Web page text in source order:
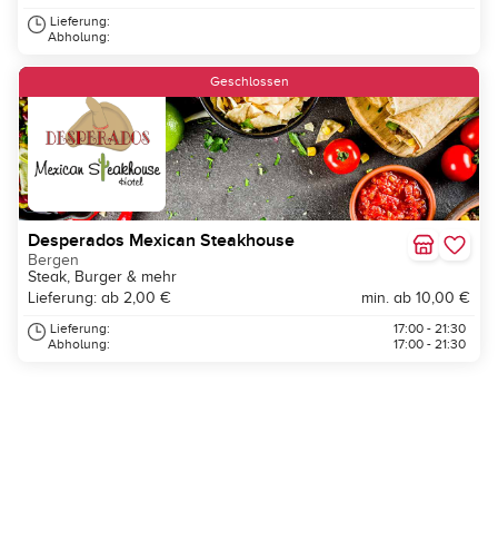
Lieferung:
Abholung:
Geschlossen
Desperados Mexican Steakhouse
Bergen
Steak, Burger & mehr
Lieferung: ab 2,00 €
min. ab 10,00 €
Lieferung:
Abholung:
17:00 - 21:30
17:00 - 21:30